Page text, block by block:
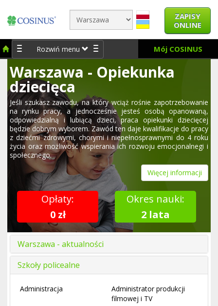
ZAPISY
ONLINE
Rozwiń menu Mój COSINUS
Warszawa - Opiekunka
dziecięca
Jeśli szukasz zawodu, na który wciąż rośnie zapotrzebowanie
na rynku pracy, a jednocześnie jesteś osobą opanowaną,
odpowiedzialną i lubiącą dzieci, praca opiekunki dziecięcej
będzie dobrym wyborem. Zawód ten daje kwalifikacje do pracy
z dziećmi zdrowymi, chorymi i niepełnosprawnymi do 4 roku
życia oraz możliwość wspierania ich rozwoju emocjonalnegi i
społecznego.
Więcej informacji
Opłaty:
0 zł
Okres nauki:
2 lata
Warszawa - aktualności
Szkoły policealne
Administracja
Administrator produkcji
filmowej i TV